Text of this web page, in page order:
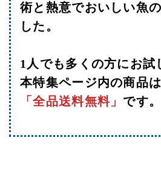
術と熱意でおいしい魚
した。
1人でも多くの方にお試
本特集ページ内の商品は
「全品送料無料」 です。